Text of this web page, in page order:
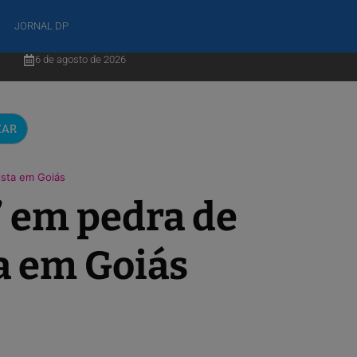
JORNAL DP
6 de agosto de 2026
em Goiás
em pedra de
Goiás